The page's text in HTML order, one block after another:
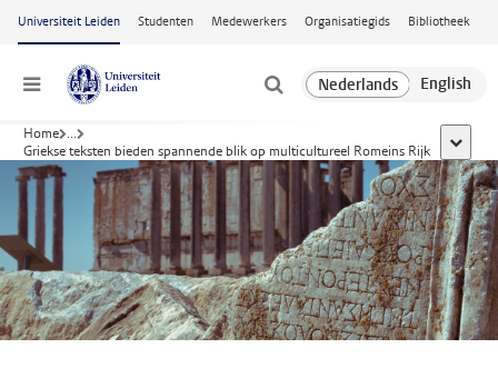
Ga naar hoofdinhoud
Universiteit Leiden Studenten Medewerkers Organisatiegids Bibliotheek
Menu
Home ...
Griekse teksten bieden spannende blik op multicultureel Romeins Rijk
toon